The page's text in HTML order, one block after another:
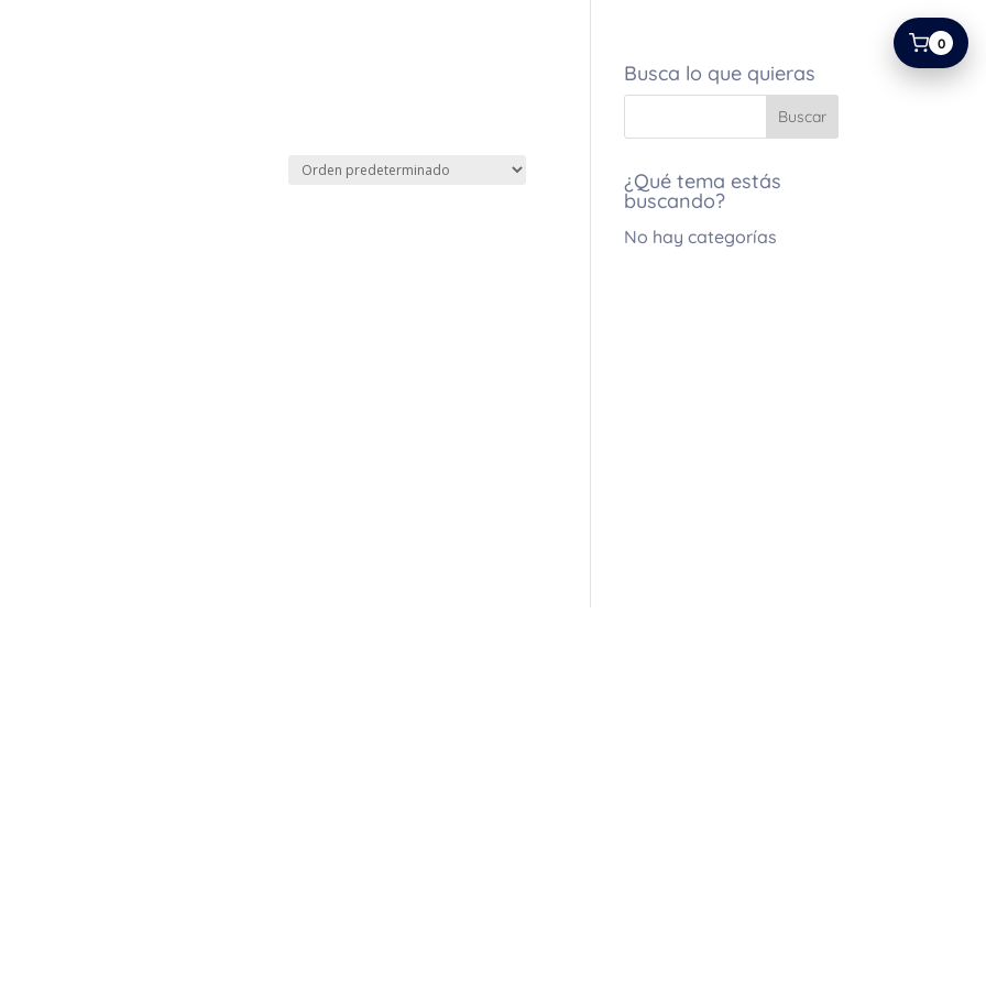
Busca lo que quieras
¿Qué tema estás
buscando?
No hay categorías
0